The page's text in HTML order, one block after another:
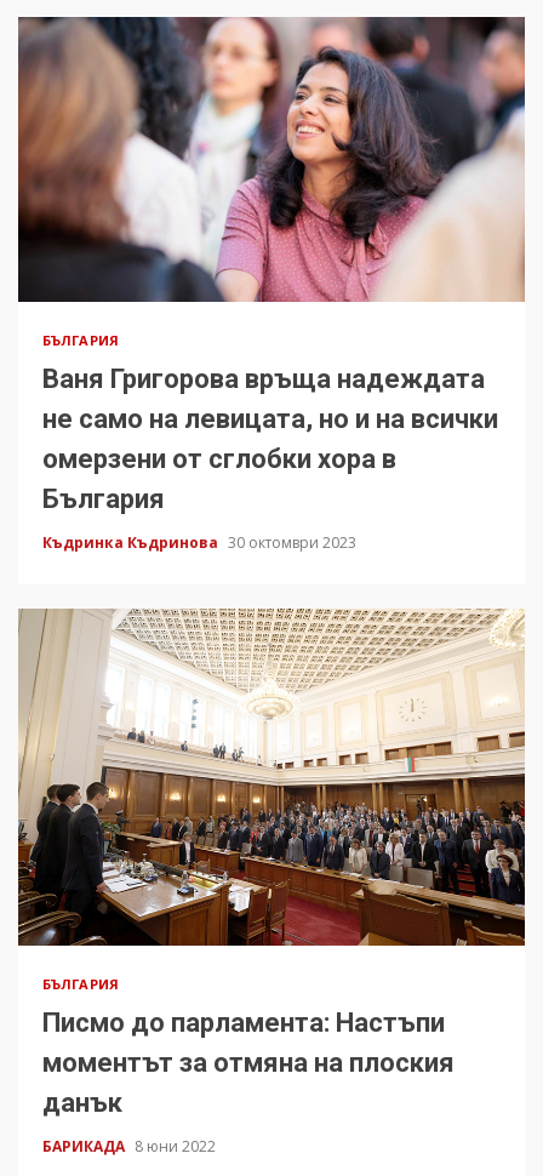
БЪЛГАРИЯ
Ваня Григорова връща надеждата
не само на левицата, но и на всички
омерзени от сглобки хора в
България
Къдринка Къдринова 30 октомври 2023
БЪЛГАРИЯ
Писмо до парламента: Настъпи
моментът за отмяна на плоския
данък
БАРИКАДА 8 юни 2022